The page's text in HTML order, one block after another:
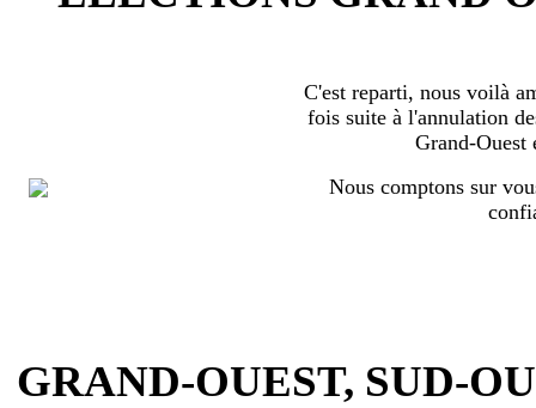
C'est reparti, nous voilà
fois suite à l'annulation
Grand-Ouest
Nous comptons sur
GRAND-OUEST, SUD-